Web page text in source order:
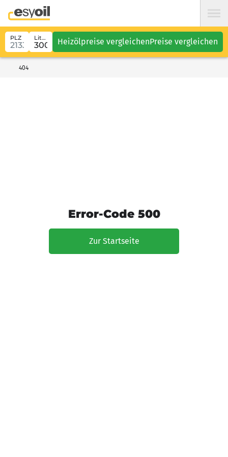
PLZ Liter Heizölpreise vergleichenPreise vergleichen
404
Error-Code 500
Zur Startseite